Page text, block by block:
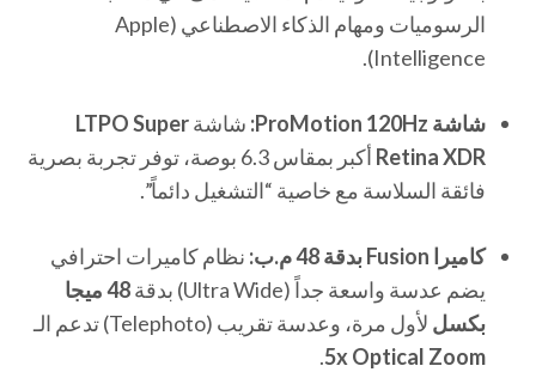
الرسوميات ومهام الذكاء الاصطناعي (Apple
Intelligence).
شاشة ProMotion 120Hz: شاشةLTPO Super
Retina XDR
أكبر بمقاس 6.3 بوصة، توفر تجربة بصرية
فائقة السلاسة مع خاصية “التشغيل دائماً”.
كاميرا Fusion بدقة 48 م.ب:
نظام كاميرات احترافي
يضم عدسة واسعة جداً (Ultra Wide) بدقة
48 ميجا
بكسل لأول مرة، وعدسة تقريب (Telephoto) تدعم الـ
5x Optical Zoom
.